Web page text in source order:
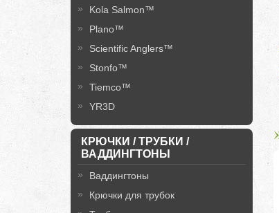
Kola Salmon™
Plano™
Scientific Anglers™
Stonfo™
Tiemco™
YR3D
КРЮЧКИ / ТРУБКИ /
ВАДДИНГТОНЫ
Ваддингтоны
Крючки для трубок